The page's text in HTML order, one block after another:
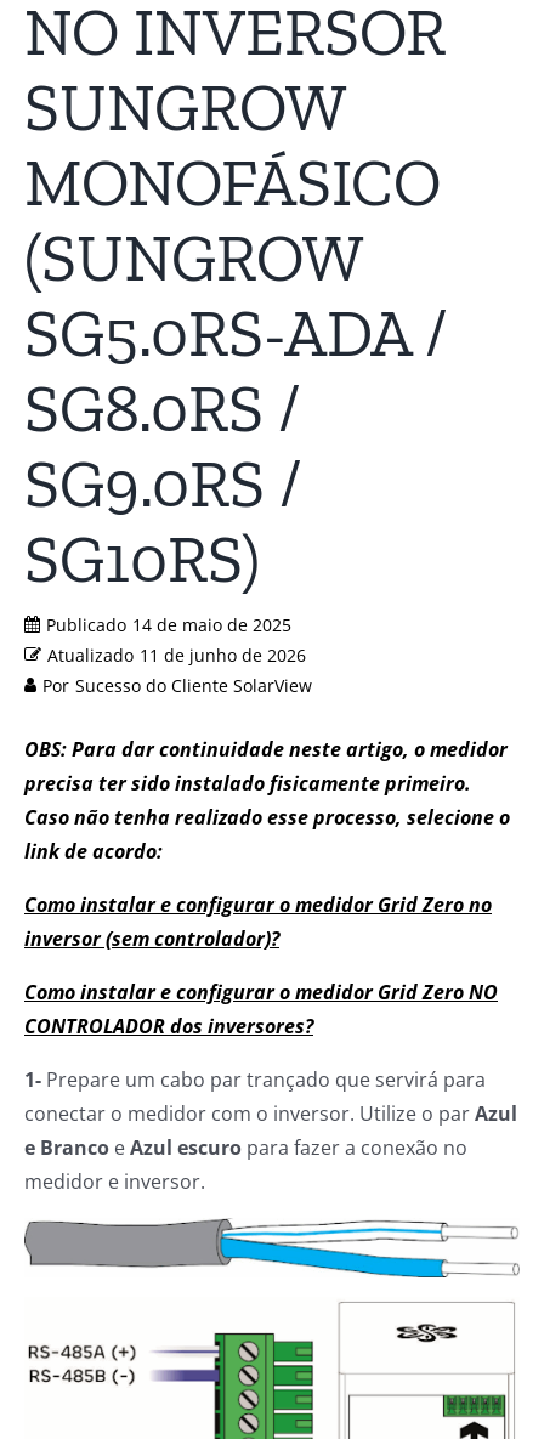
NO INVERSOR
SUNGROW
MONOFÁSICO
(SUNGROW
SG5.0RS-ADA /
SG8.0RS /
SG9.0RS /
SG10RS)
Publicado 14 de maio de 2025
Atualizado 11 de junho de 2026
Por Sucesso do Cliente SolarView
OBS: Para dar continuidade neste artigo, o medidor
precisa ter sido instalado fisicamente primeiro.
Caso não tenha realizado esse processo, selecione o
link de acordo:
Como instalar e configurar o medidor Grid Zero no
inversor (sem controlador)?
Como instalar e configurar o medidor Grid Zero NO
CONTROLADOR dos inversores?
1- Prepare um cabo par trançado que servirá para
conectar o medidor com o inversor. Utilize o parAzul
e Branco eAzul escuro para fazer a conexão no
medidor e inversor.